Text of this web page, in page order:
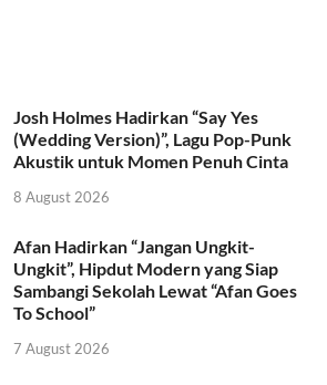
Josh Holmes Hadirkan “Say Yes
(Wedding Version)”, Lagu Pop-Punk
Akustik untuk Momen Penuh Cinta
8 August 2026
Afan Hadirkan “Jangan Ungkit-
Ungkit”, Hipdut Modern yang Siap
Sambangi Sekolah Lewat “Afan Goes
To School”
7 August 2026